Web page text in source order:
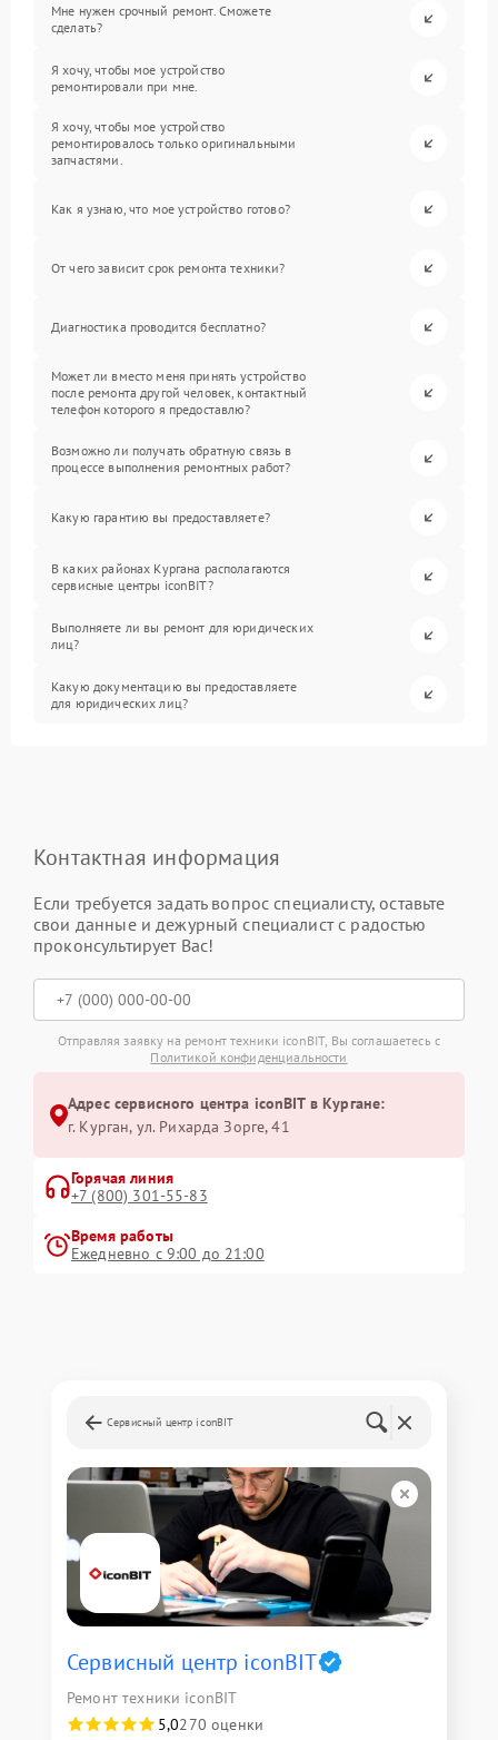
Мне нужен срочный ремонт. Сможете
сделать?
Я хочу, чтобы мое устройство
ремонтировали при мне.
Я хочу, чтобы мое устройство
ремонтировалось только оригинальными
запчастями.
Как я узнаю, что мое устройство готово?
От чего зависит срок ремонта техники?
Диагностика проводится бесплатно?
Может ли вместо меня принять устройство
после ремонта другой человек, контактный
телефон которого я предоставлю?
Возможно ли получать обратную связь в
процессе выполнения ремонтных работ?
Какую гарантию вы предоставляете?
В каких районах Кургана располагаются
сервисные центры iconBIT?
Выполняете ли вы ремонт для юридических
лиц?
Какую документацию вы предоставляете
для юридических лиц?
Контактная информация
Если требуется задать вопрос специалисту, оставьте
свои данные и дежурный специалист с радостью
проконсультирует Вас!
Отправляя заявку на ремонт техники iconBIT, Вы соглашаетесь с
Политикой конфиденциальности
Адрес сервисного центра iconBIT в Кургане:
г. Курган, ул. Рихарда Зорге, 41
Горячая линия
+7 (800) 301-55-83
Время работы
Ежедневно с 9:00 до 21:00
Сервисный центр iconBIT
Сервисный центр iconBIT
Ремонт техники iconBIT
5,0270 оценки